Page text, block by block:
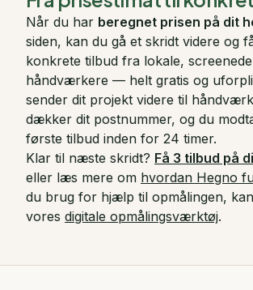
Når du har beregnet prisen på dit
siden, kan du gå et skridt videre og
konkrete tilbud fra lokale, screenede
håndværkere — helt gratis og
sender dit projekt videre til
dækker dit postnummer, og du
første tilbud inden for 24 timer.
Klar til næste skridt? Få 3 tilbud på
eller læs mere om hvordan Hegno
du brug for hjælp til opmålingen,
vores digitale opmålingsværktøj.